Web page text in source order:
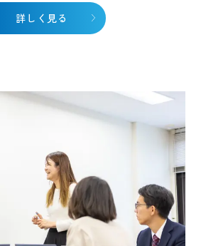
詳しく見る